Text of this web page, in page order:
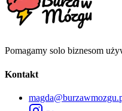
Pomagamy solo biznesom
Kontakt